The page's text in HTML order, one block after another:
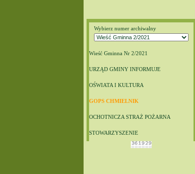
Wybierz numer archiwalny
Wieść Gminna Nr 2/2021
URZĄD GMINY INFORMUJE
OŚWIATA I KULTURA
GOPS CHMIELNIK
OCHOTNICZA STRAŻ POŻARNA
STOWARZYSZENIE